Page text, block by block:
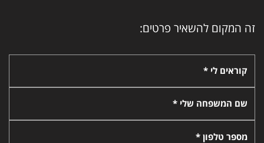
זה המקום להשאיר פרטים:
קוראים לי *
שם המשפחה שלי *
מספר טלפון *